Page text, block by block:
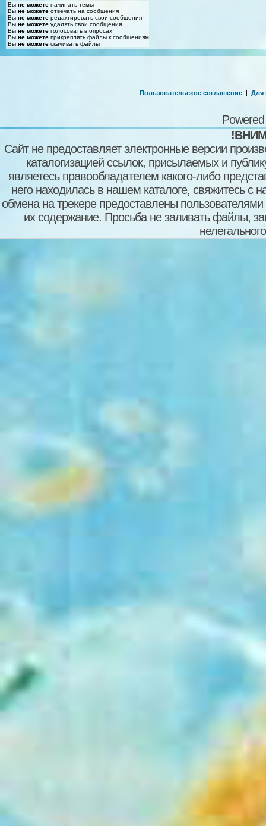
Вы не можете начинать темы
Вы не можете отвечать на сообщения
Вы не можете редактировать свои сообщения
Вы не можете удалять свои сообщения
Вы не можете голосовать в опросах
Вы не можете прикреплять файлы к сообщениям
Вы не можете скачивать файлы
Пользовательское соглашение | Для
Сайт не предоставляет электронные версии
каталогизацией ссылок, присылаемых и
являетесь правообладателем какого-либо
него находилась в нашем каталоге, свяжитесь
обмена на трекере предоставлены пользователями
их содержание. Просьба не заливать файлы,